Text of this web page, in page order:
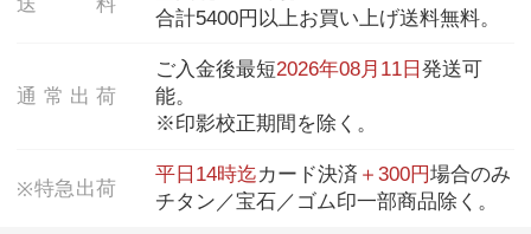
送 料
合計5400円以上お買い上げ送料無料。
通 常 出 荷
ご入金後最短2026年08月11日発送可
能。
※印影校正期間を除く。
※特急出荷
平日14時迄カード決済 ＋300円場合のみ
チタン／宝石／ゴム印一部商品除く。